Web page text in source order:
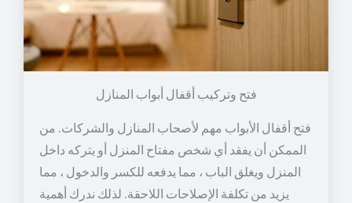
فتح وتركيب أقفال أبواب المنازل
فتح أقفال الأبواب مهم لأصحاب المنازل والشركات. من
الممكن أن يفقد أي شخص مفتاح المنزل أو يتركه داخل
المنزل ويغلق الباب ، مما يدفعه للكسر والدخول ، مما
يزيد من تكلفة الإصلاحات اللاحقة. لذلك ندرك أهمية